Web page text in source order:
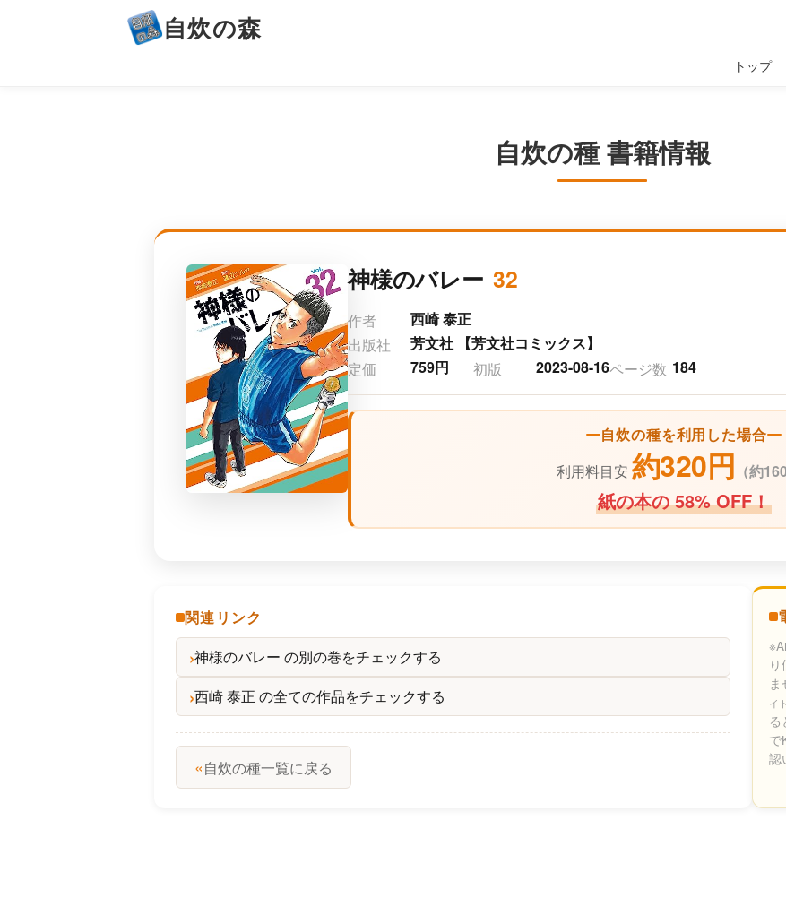
自炊の森
トップ
自炊の種 書籍情報
神様のバレー 32
作者
西崎 泰正
出版社
芳文社 【芳文社コミックス】
定価
759円 初版 2023-08-16ページ数 184
自炊の種を利用した場合
利用料目安約320円 （約
紙の本の 58% OFF！
関連リンク
神様のバレー の別の巻をチェックする
西崎 泰正 の全ての作品をチェックする
«自炊の種一覧に戻る
イ
で
認